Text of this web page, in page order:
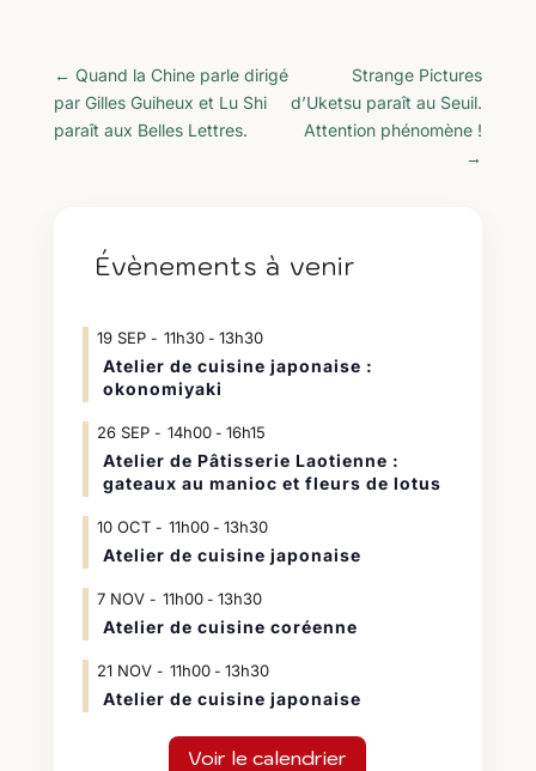
← Quand la Chine parle dirigé
par Gilles Guiheux et Lu Shi
paraît aux Belles Lettres.
Strange Pictures
d’Uketsu paraît au Seuil.
Attention phénomène !
→
Évènements à venir
19 SEP 11h30- 13h30
Atelier de cuisine japonaise :
okonomiyaki
26 SEP 14h00- 16h15
Atelier de Pâtisserie Laotienne :
gateaux au manioc et fleurs de lotus
10 OCT 11h00- 13h30
Atelier de cuisine japonaise
7 NOV 11h00- 13h30
Atelier de cuisine coréenne
21 NOV 11h00- 13h30
Atelier de cuisine japonaise
Voir le calendrier